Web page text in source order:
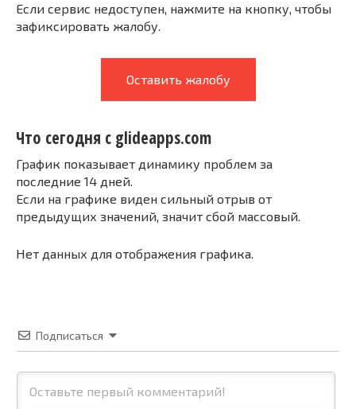
Если сервис недоступен, нажмите на кнопку, чтобы
зафиксировать жалобу.
Оставить жалобу
Что сегодня с glideapps.com
График показывает динамику проблем за
последние 14 дней.
Если на графике виден сильный отрыв от
предыдущих значений, значит сбой массовый.
Нет данных для отображения графика.
Подписаться